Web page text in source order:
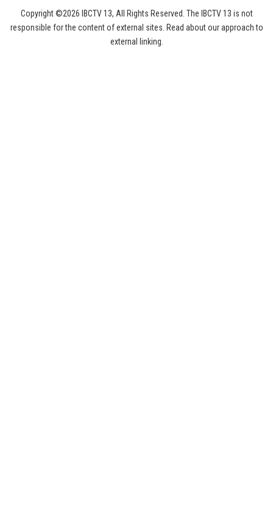
Copyright ©2026 IBCTV 13, All Rights Reserved. The IBCTV 13 is not
responsible for the content of external sites. Read about our approach to
external linking.